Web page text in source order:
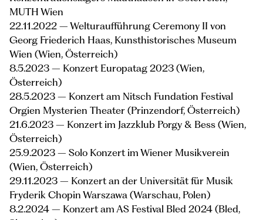
MUTH Wien
22.11.2022 – Welturaufführung Ceremony II von
Georg Friederich Haas, Kunsthistorisches Museum
Wien (Wien, Österreich)
8.5.2023 – Konzert Europatag 2023 (Wien,
Österreich)
28.5.2023 – Konzert am Nitsch Fundation Festival
Orgien Mysterien Theater (Prinzendorf, Österreich)
21.6.2023 – Konzert im Jazzklub Porgy & Bess (Wien,
Österreich)
25.9.2023 – Solo Konzert im Wiener Musikverein
(Wien, Österreich)
29.11.2023 – Konzert an der Universität für Musik
Fryderik Chopin Warszawa (Warschau, Polen)
8.2.2024 – Konzert am AS Festival Bled 2024 (Bled,